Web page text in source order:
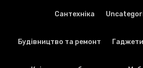
Cантехніка
Будівництво та ремонт Гаджети